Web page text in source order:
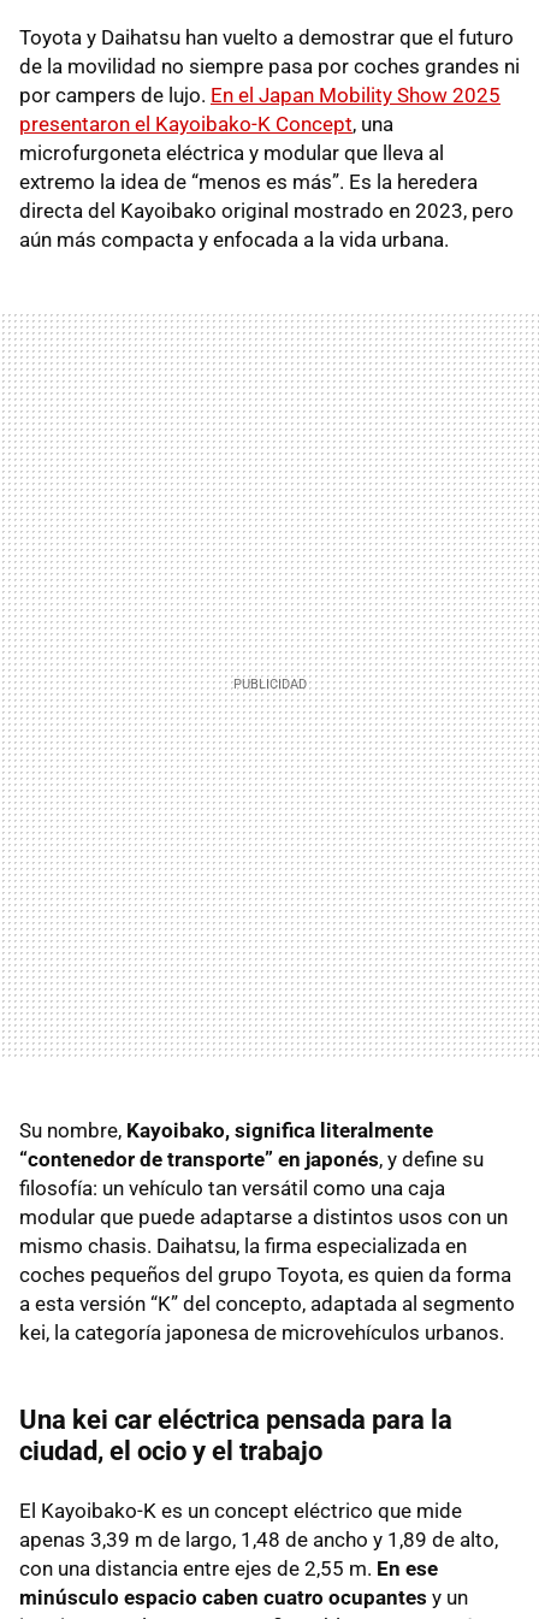
Toyota y Daihatsu han vuelto a demostrar que el futuro
de la movilidad no siempre pasa por coches grandes ni
por campers de lujo. En el Japan Mobility Show 2025
presentaron el Kayoibako-K Concept, una
microfurgoneta eléctrica y modular que lleva al
extremo la idea de “menos es más”. Es la heredera
directa del Kayoibako original mostrado en 2023, pero
aún más compacta y enfocada a la vida urbana.
Su nombre, Kayoibako, significa literalmente
“contenedor de transporte” en japonés, y define su
filosofía: un vehículo tan versátil como una caja
modular que puede adaptarse a distintos usos con un
mismo chasis. Daihatsu, la firma especializada en
coches pequeños del grupo Toyota, es quien da forma
a esta versión “K” del concepto, adaptada al segmento
kei, la categoría japonesa de microvehículos urbanos.
Una kei car eléctrica pensada para la
ciudad, el ocio y el trabajo
El Kayoibako-K es un concept eléctrico que mide
apenas 3,39 m de largo, 1,48 de ancho y 1,89 de alto,
con una distancia entre ejes de 2,55 m. En ese
minúsculo espacio caben cuatro ocupantes y un